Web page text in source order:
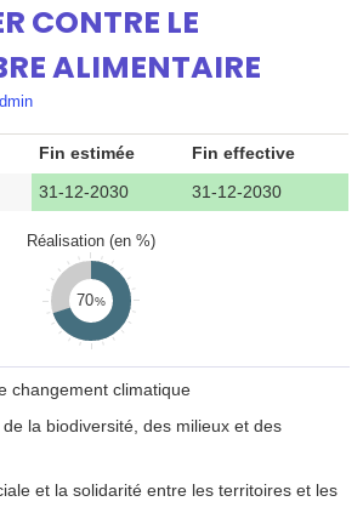
DOSSIERS
ATELIERS
CONTRIBUEZ
ANNUAIRE
CONTRE LE
ALIMENTAIRE
Fin estimée
Fin effective
31-12-2030 31-12-2030
Réalisation (en %)
70
changement climatique
la biodiversité, des milieux et des
et la solidarité entre les territoires et les